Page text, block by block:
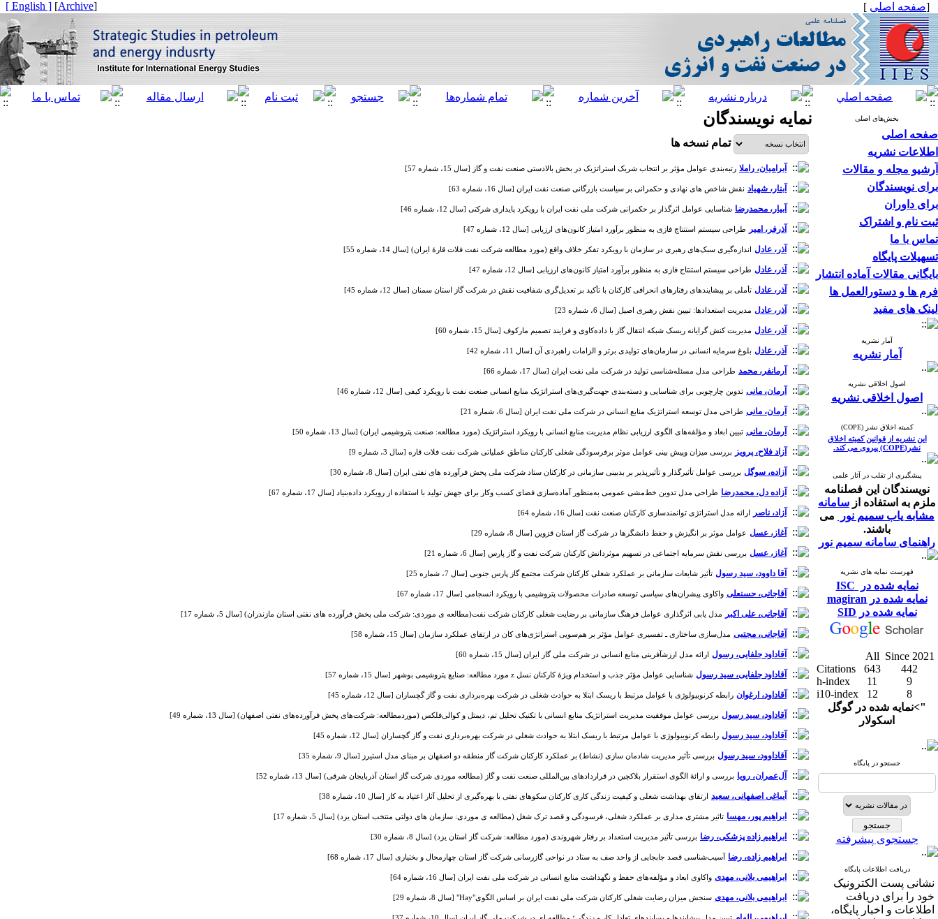
[صفحه اصلی ]
[
Archive
]
[ English ]
بخش‌های اصلی
صفحه اصلی
اطلاعات نشریه
آرشیو مجله و مقالات
برای نویسندگان
برای داوران
ثبت نام و اشتراک
تماس با ما
تسهیلات پایگاه
بایگانی مقالات آماده انتشار
فرم ها و دستورالعمل ها
لینک های مفید
آمار نشریه
آمار نشریه
اصول اخلاقی نشریه
اصول اخلاقی نشریه
کمیته اخلاق نشر (COPE)
این نشریه از قوانین کمیته اخلاق
نشر(COPE) پیروی می کند.
پیشگیری از تقلب در آثار علمی
نویسندگان این فصلنامه
ملزم به استفاده از سامانه
مشابه یاب سمیم نور
می
باشند.
راهنمای سامانه سمیم نور
فهرست نمایه های نشریه
نمایه شده در ISC
نمایه شده در magiran
نمایه شده در SID
All Since 2021
Citations
643
442
h-index
11
9
i10-index
12
8
">نمایه شده در گوگل
اسکولار
جستجو در پایگاه
جستجوی پیشرفته
دریافت اطلاعات پایگاه
نشانی پست الکترونیک
خود را برای دریافت
اطلاعات و اخبار پایگاه،
نمایه نویسندگان
تمام نسخه ها
آبرامیان، راملا رتبه‌بندی عوامل مؤثر بر انتخاب شریک استراتژیک در بخش بالادستی صنعت نفت و گاز [سال 15، شماره 57]
آبنار، شهیاد نقش شاخص‌ های نهادی و حکمرانی بر سیاست بازرگانی صنعت نفت ایران [سال 16، شماره 63]
آبیار، محمدرضا شناسایی عوامل اثرگذار بر حکمرانی شرکت ملی نفت ایران با رویکرد پایداری شرکتی [سال 12، شماره 46]
آذرفر، امیر طراحی سیستم استنتاج فازی به منظور برآورد امتیاز کانون‌های ارزیابی [سال 12، شماره 47]
آذر، عادل اندازه‌گیری سبک‌های رهبری در سازمان با رویکرد تفکر خلاف واقع (مورد مطالعه شرکت نفت فلات قارۀ ایران) [سال 14، شماره 55]
آذر، عادل طراحی سیستم استنتاج فازی به منظور برآورد امتیاز کانون‌های ارزیابی [سال 12، شماره 47]
آذر، عادل تأملی بر پیشایندهای رفتارهای انحرافی کارکنان با تأکید بر تعدیل‌گری شفافیت نقش در شرکت گاز استان سمنان [سال 12، شماره 45]
آذر، عادل مدیریت استعدادها: تبیین نقش رهبری اصیل [سال 6، شماره 23]
آذر، عادل مدیریت کنش گرایانه ریسک شبکه انتقال گاز با داده‌کاوی و فرایند تصمیم مارکوف [سال 15، شماره 60]
آذر، عادل بلوغ سرمایه انسانی در سازمان‌های تولیدی برتر و الزامات راهبردی آن [سال 11، شماره 42]
آرمانفر، محمد طراحی مدل مسئله‌شناسی تولید در شرکت ملی نفت ایران [سال 17، شماره 66]
آرمان، مانی تدوین چارچوبی برای شناسایی و دسته‌بندی جهت‌گیری‌های استراتژیک منابع انسانی صنعت نفت با رویکرد کیفی [سال 12، شماره 46]
آرمان، مانی طراحی مدل توسعه استراتژیک منابع انسانی در شرکت ملی نفت ایران [سال 6، شماره 21]
آرمان، مانی تبیین ابعاد و مؤلفه‌های الگوی ارزیابی نظام مدیریت منابع انسانی با رویکرد استراتژیک (مورد مطالعه: صنعت پتروشیمی ایران) [سال 13، شماره 50]
آزاد فلاح، پرویز بررسی میزان وپیش بینی عوامل موثر برفرسودگی شغلی کارکنان مناطق عملیاتی شرکت نفت فلات قاره [سال 3، شماره 9]
آزاده، سوگل بررسی عوامل تأثیرگذار و تأثیرپذیر بر بدبینی سازمانی در کارکنان ستاد شرکت ملی پخش فرآورده های نفتی ایران [سال 8، شماره 30]
آزاده‌ دل، محمدرضا طراحی مدل تدوین خط‌مشی عمومی به‌منظور آماده‌سازی فضای کسب وکار برای جهش تولید با استفاده از رویکرد داده‌بنیاد [سال 17، شماره 67]
آزاد، ناصر ارائه مدل استراتژی توانمندسازی کارکنان صنعت نفت [سال 16، شماره 64]
آغاز، عسل عوامل موثر بر انگیزش و حفظ دانشگرها در شرکت گاز استان قزوین [سال 8، شماره 29]
آغاز، عسل بررسی نقش سرمایه اجتماعی در تسهیم موثردانش کارکنان شرکت نفت و گاز پارس [سال 6، شماره 21]
آقا داوود، سید رسول تأثیر شایعات سازمانی بر عملکرد شغلی کارکنان شرکت مجتمع گاز پارس جنوبی [سال 7، شماره 25]
آقاجانی، حسنعلی واکاوی پیشران‌های سیاسی توسعه صادرات محصولات پتروشیمی با رویکرد انسجامی [سال 17، شماره 67]
آقاجانی، علی اکبر مدل یابی اثرگذاری عوامل فرهنگ سازمانی بر رضایت شغلی کارکنان شرکت نفت(مطالعه ی موردی: شرکت ملی پخش فرآورده های نفتی استان مازندران) [سال 5، شماره 17]
آقاجانی، مجتبی مدل‌سازی ساختاری ـ تفسیری عوامل مؤثر بر هم‌سویی استراتژی‌های کان در ارتقای عملکرد سازمان [سال 15، شماره 58]
آقاداود جلفایی، رسول ارائه مدل ارزشآفرینی منابع انسانی در شرکت ملی گاز ایران [سال 15، شماره 60]
آقاداود جلفایی، سید رسول شناسایی عوامل مؤثر جذب و استخدام ویژۀ کارکنان نسل z مورد مطالعه: صنایع پتروشیمی بوشهر [سال 15، شماره 57]
آقاداود، ارغوان رابطه کرنوبیولوژی با عوامل مرتبط با ریسک ابتلا به حوادث شغلی در شرکت بهره‌برداری نفت و گاز گچساران [سال 12، شماره 45]
آقاداود، سید رسول بررسی عوامل موفقیت مدیریت استراتژیک منابع انسانی با تکنیک تحلیل تم، دیمتل و کوالی‌فلکس (موردمطالعه: شرکت‌های پخش فرآورده‌های نفتی اصفهان) [سال 13، شماره 49]
آقاداود، سید رسول رابطه کرنوبیولوژی با عوامل مرتبط با ریسک ابتلا به حوادث شغلی در شرکت بهره‌برداری نفت و گاز گچساران [سال 12، شماره 45]
آقاداوود، سید رسول بررسی تأثیر مدیریت شادمان سازی (نشاط) بر عملکرد کارکنان شرکت گاز منطقه دو اصفهان بر مبنای مدل استیرز [سال 9، شماره 35]
آل‌عمران، رویا بررسی و ارائۀ الگوی استقرار بلاکچین در قراردادهای بین‌المللی صنعت نفت و گاز (مطالعه موردی شرکت گاز استان آذربایجان شرقی) [سال 13، شماره 52]
آیباغی اصفهانی، سعید ارتقای بهداشت شغلی و کیفیت زندگی کاری کارکنان سکوهای نفتی با بهره‌گیری از تحلیل آثار اعتیاد به کار [سال 10، شماره 38]
ابراهیم پور، مهسا تاثیر مشتری مداری بر عملکرد شغلی، فرسودگی و قصد ترک شغل (مطالعه ی موردی: سازمان های دولتی منتخب استان یزد) [سال 5، شماره 17]
ابراهیم زاده پزشکی، رضا بررسی تأثیر مدیریت استعداد بر رفتار شهروندی (مورد مطالعه: شرکت گاز استان یزد) [سال 8، شماره 30]
ابراهیم ‌زاده، رضا آسیب‌شناسی قصد جابجایی از واحد صف به ستاد در نواحی گازرسانی شرکت گاز استان چهارمحال و بختیاری [سال 17، شماره 68]
ابراهیمی بلانی، مهدی واکاوی ابعاد و مؤلفه‌های حفظ و نگهداشت منابع انسانی در شرکت ملی نفت ایران [سال 16، شماره 64]
ابراهیمی بلانی، مهدی سنجش میزان رضایت شغلی کارکنان شرکت ملی نفت ایران بر اساس الگوی"Hay" [سال 8، شماره 29]